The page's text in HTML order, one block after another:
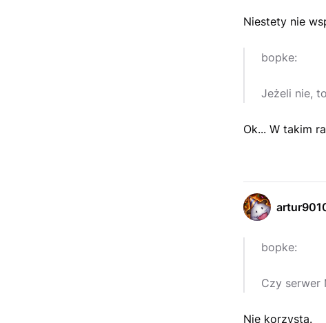
Niestety nie
bopke:
Jeżeli nie,
Ok... W takim
bopke:
Czy serwer
Nie korzysta.